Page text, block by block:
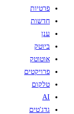
פרטיות
חדשות
ענן
ביוטק
אוטוטק
פרויקטים
טלקום
AI
גדג'טים